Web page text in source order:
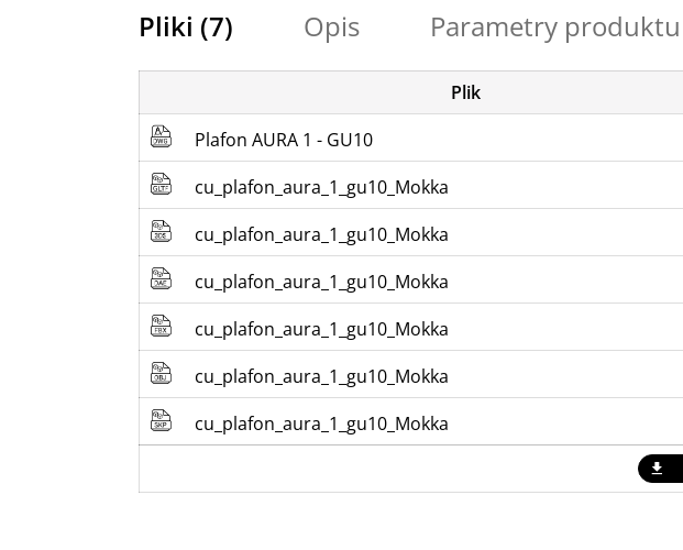
Pliki (7) Opis Parametry produktu
Plik
Plafon AURA 1 - GU10
cu_plafon_aura_1_gu10_Mokka
cu_plafon_aura_1_gu10_Mokka
cu_plafon_aura_1_gu10_Mokka
cu_plafon_aura_1_gu10_Mokka
cu_plafon_aura_1_gu10_Mokka
cu_plafon_aura_1_gu10_Mokka